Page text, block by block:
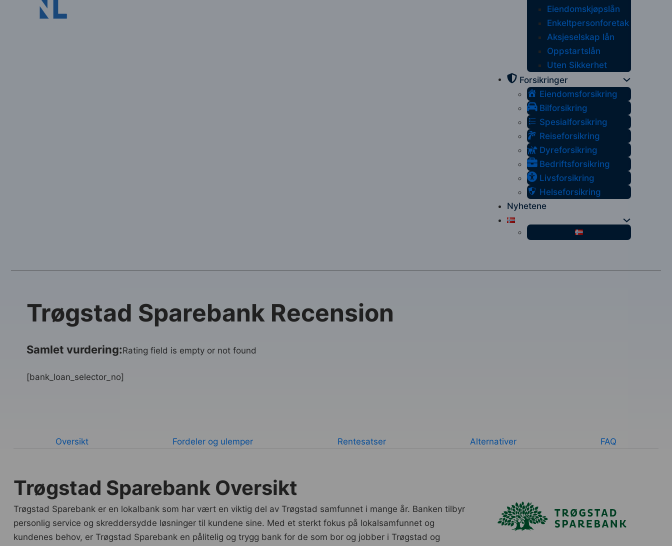
Eiendomskjøpslån
Enkeltpersonforetak
Aksjeselskap lån
Oppstartslån
Uten Sikkerhet
Forsikringer
Eiendomsforsikring
Bilforsikring
Spesialforsikring
Reiseforsikring
Dyreforsikring
Bedriftsforsikring
Livsforsikring
Helseforsikring
Nyhetene
Trøgstad Sparebank Recension
Samlet vurdering:Rating field is empty or not found
[bank_loan_selector_no]
Oversikt Fordeler og ulemper Rentesatser Alternativer FAQ
Trøgstad Sparebank Oversikt
Trøgstad Sparebank er en lokalbank som har vært en viktig del av Trøgstad samfunnet i mange år. Banken tilbyr
personlig service og skreddersydde løsninger til kundene sine. Med et sterkt fokus på lokalsamfunnet og
kundenes behov, er Trøgstad Sparebank en pålitelig og trygg bank for de som bor og jobber i Trøgstad og